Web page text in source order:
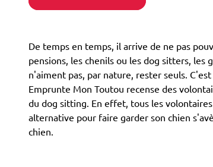
De temps en temps, il arrive de ne pas
pensions, les chenils ou les dog sitters, les
n'aiment pas, par nature, rester seuls.
Emprunte Mon Toutou recense des
du dog sitting. En effet, tous les
alternative pour faire garder son chien
chien.